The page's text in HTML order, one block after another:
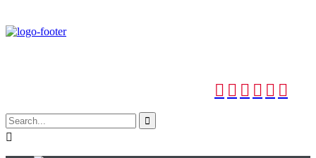
     

